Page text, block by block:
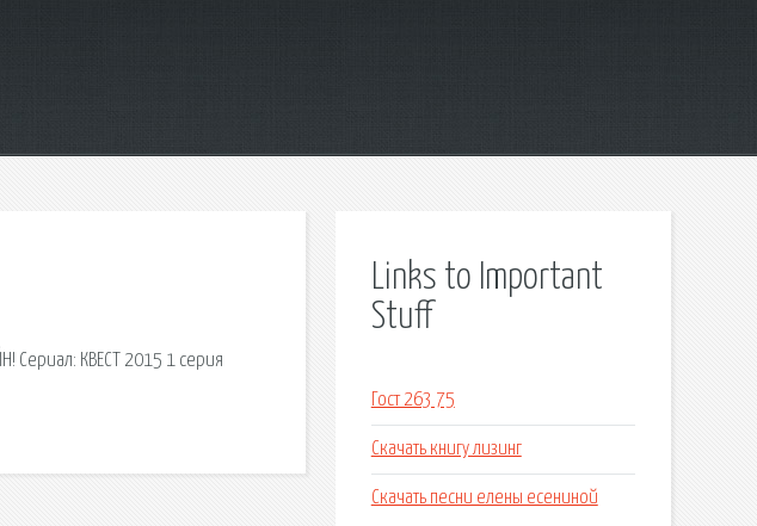
Сериал: КВЕСТ 2015 1 серия
Links to Important
Stuff
Гост 263 75
Скачать книгу лизинг
Скачать песни елены есениной